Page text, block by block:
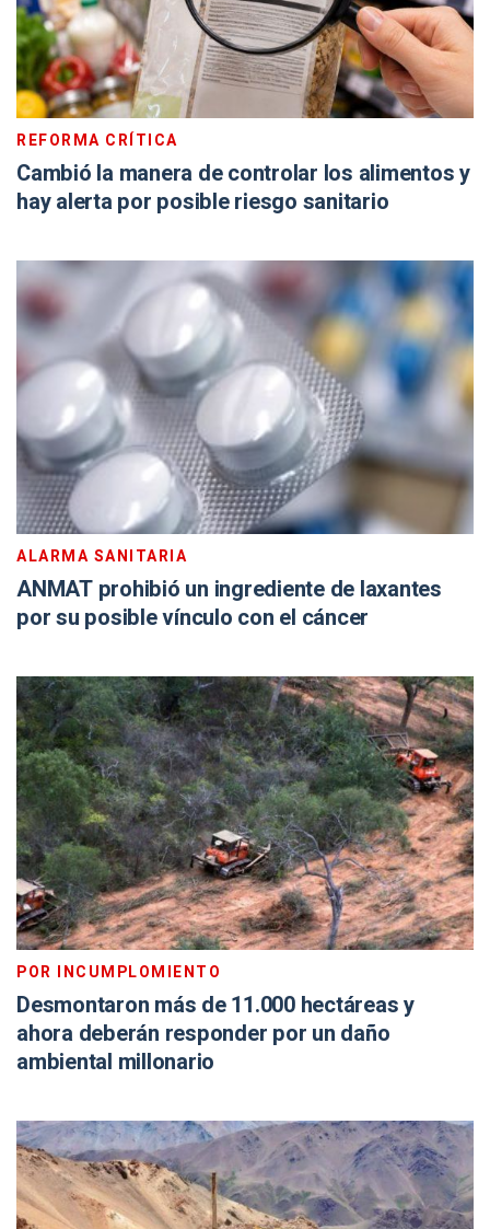
REFORMA CRÍTICA
Cambió la manera de controlar los alimentos y
hay alerta por posible riesgo sanitario
ALARMA SANITARIA
ANMAT prohibió un ingrediente de laxantes
por su posible vínculo con el cáncer
POR INCUMPLOMIENTO
Desmontaron más de 11.000 hectáreas y
ahora deberán responder por un daño
ambiental millonario